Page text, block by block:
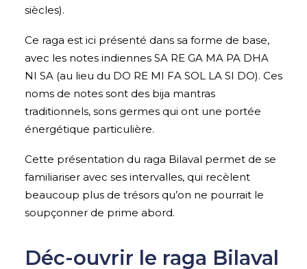
siècles).
Ce raga est ici présenté dans sa forme de base,
avec les notes indiennes SA RE GA MA PA DHA
NI SA (au lieu du DO RE MI FA SOL LA SI DO). Ces
noms de notes sont des bija mantras
traditionnels, sons germes qui ont une portée
énergétique particulière.
Cette présentation du raga Bilaval permet de se
familiariser avec ses intervalles, qui recèlent
beaucoup plus de trésors qu’on ne pourrait le
soupçonner de prime abord.
Déc-ouvrir le raga Bilaval